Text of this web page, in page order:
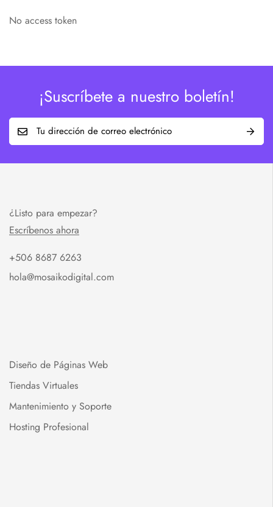
No access token
¡Suscríbete a nuestro boletín!
m
*
¿Listo para empezar?
Escríbenos ahora
+506 8687 6263
hola@mosaikodigital.com
Diseño de Páginas Web
Tiendas Virtuales
Mantenimiento y Soporte
Hosting Profesional